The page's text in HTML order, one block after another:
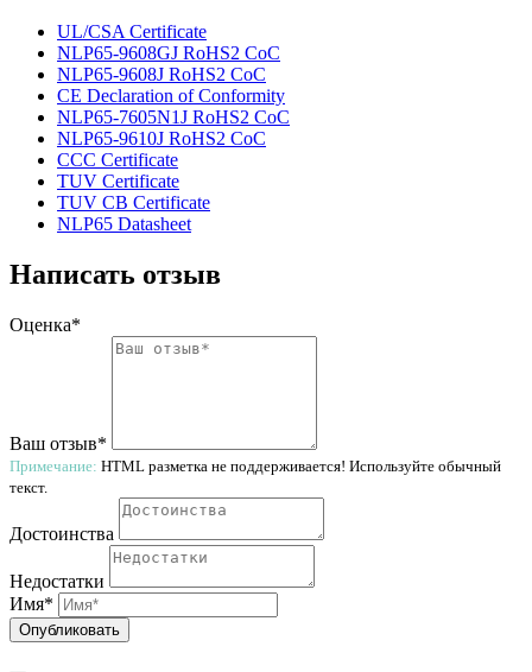
UL/CSA Certificate
NLP65-9608GJ RoHS2 CoC
NLP65-9608J RoHS2 CoC
CE Declaration of Conformity
NLP65-7605N1J RoHS2 CoC
NLP65-9610J RoHS2 CoC
CCC Certificate
TUV Certificate
TUV CB Certificate
NLP65 Datasheet
Написать отзыв
Оценка*
Ваш отзыв*
Примечание: HTML разметка не поддерживается! Используйте обычный
текст.
Достоинства
Недостатки
Имя*
Опубликовать